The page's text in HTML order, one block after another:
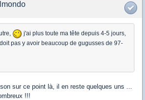
j'ai plus toute ma tête depuis 4-5 jours,
pas y avoir beaucoup de gugusses de 97-
sur ce point là, il en reste quelques uns ...
!!!